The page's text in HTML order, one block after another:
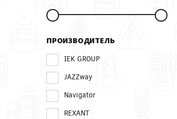
ПРОИЗВОДИТЕЛЬ
IEK GROUP
JAZZway
Navigator
REXANT